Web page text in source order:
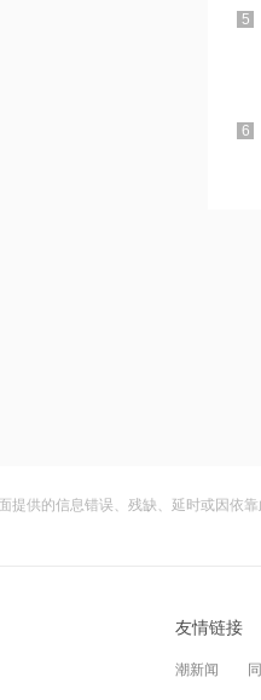
5
6
供的信息错误、残缺、延时或因依
友情链接
潮新闻